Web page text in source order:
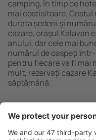
camping, în timp ce
mai costisitoare. Costul
durata șederii și
cazare, oraşul Kalavan
anului, dar cele mai
numărul de oaspeţi
pentru fiecare va fi mai
mult, rezervați cazare
săptămână.
Caută rapid şi